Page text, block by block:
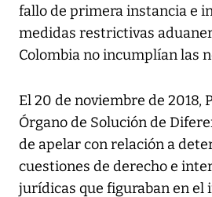
fallo de primera instancia e
medidas restrictivas
Colombia no incumplían las
El 20 de noviembre de 2018,
Órgano de Solución de
de apelar con relación a
cuestiones de derecho e
jurídicas que figuraban en el